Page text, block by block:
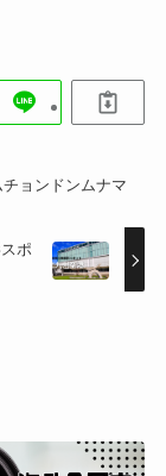
チョンドンムナマ
ポ